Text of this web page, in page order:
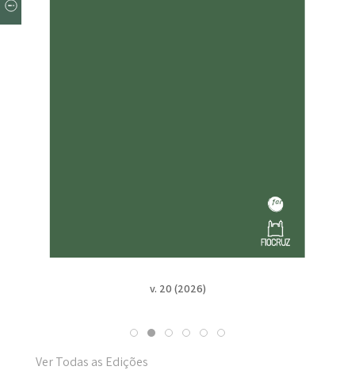
v. 20 (2026)
Ver Todas as Edições